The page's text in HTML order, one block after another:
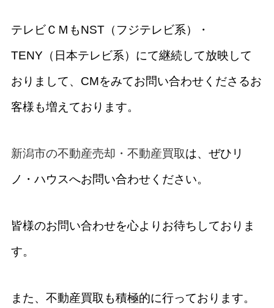
テレビＣＭもNST（フジテレビ系）・
TENY（日本テレビ系）にて継続して放映して
おりまして、CMをみてお問い合わせくださるお
客様も増えております。
新潟市の不動産売却・不動産買取は、ぜひリ
ノ・ハウスへお問い合わせください。
皆様のお問い合わせを心よりお待ちしておりま
す。
また、不動産買取も積極的に行っております。